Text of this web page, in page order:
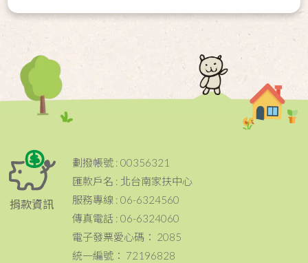
捐款資訊
劃撥帳號 : 00356321
匯款戶名 : 北台南家扶中心
服務專線 : 06-6324560
傳真電話 : 06-6324060
電子發票愛心碼： 2085
統一編號： 72196828